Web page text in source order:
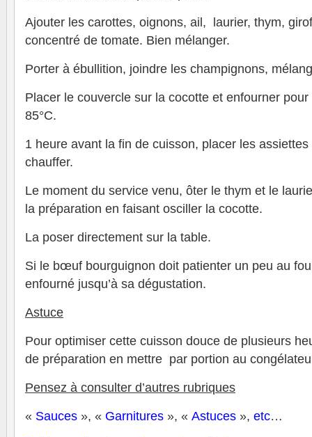
Ajouter les carottes, oignons, ail, laurier, thym,
concentré de tomate. Bien mélanger.
Porter à ébullition, joindre les champignons,
Placer le couvercle sur la cocotte et enfourner
85°C.
1 heure avant la fin de cuisson, placer les
chauffer.
Le moment du service venu, ôter le thym et le
la préparation en faisant osciller la cocotte.
La poser directement sur la table.
Si le bœuf bourguignon doit patienter un peu au
enfourné jusqu’à sa dégustation.
Astuce
Pour optimiser cette cuisson douce de plusieurs
de préparation en mettre par portion au
Pensez à consulter d’autres rubriques
« Sauces », « Garnitures », « Astuces », etc…